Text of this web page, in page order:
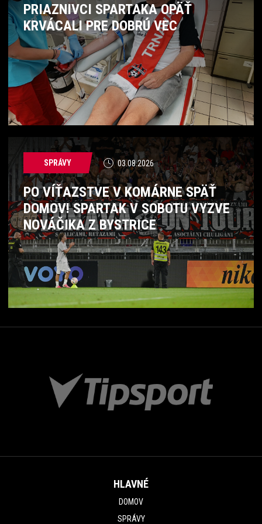
PRIAZNIVCI SPARTAKA OPÄŤ
KRVÁCALI PRE DOBRÚ VEC
SPRÁVY 03.08.2026
PO VÍŤAZSTVE V KOMÁRNE SPÄŤ
DOMOV! SPARTAK V SOBOTU VYZVE
NOVÁČIKA Z BYSTRICE
HLAVNÉ
DOMOV
SPRÁVY